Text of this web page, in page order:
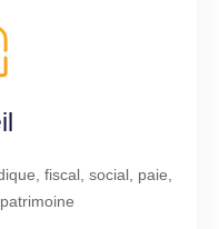
fiscal, social, paie,